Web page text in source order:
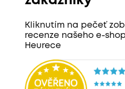
Kliknutím na pečeť
recenze našeho e-
Heurece